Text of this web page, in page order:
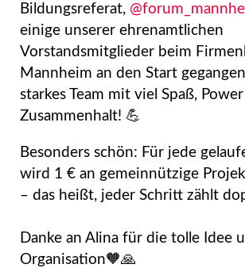
Bildungsreferat,
einige unserer ehrenamtlichen
Vorstandsmitglieder beim
Mannheim an den Start
starkes Team mit viel Spaß,
Zusammenhalt! 💪
Besonders schön: Für jede
wird 1 € an gemeinnützige
– das heißt, jeder Schritt zählt
Danke an Alina für die tolle Idee
Organisation🧡🙏